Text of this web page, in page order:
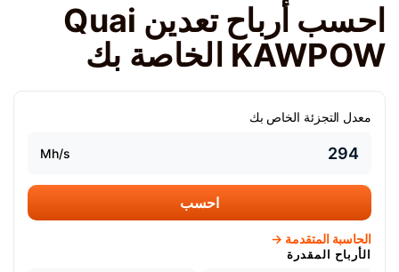
احسب أرباح تعدين Quai
KAWPOW الخاصة بك
معدل التجزئة الخاص بك
Mh/s
احسب
الحاسبة المتقدمة →
الأرباح المقدرة